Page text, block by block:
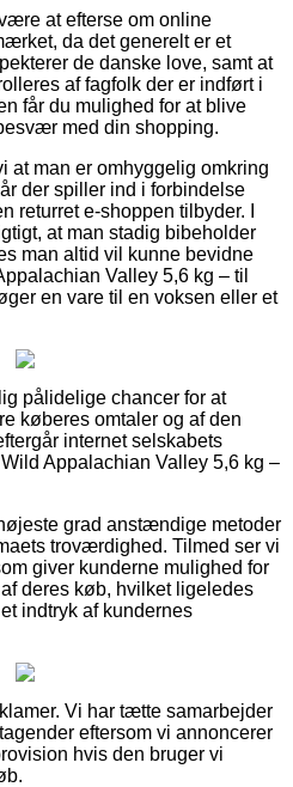
at efterse om online
da det generelt er et
de danske love, samt at
af fagfolk der er indført i
får du mulighed for at blive
med din shopping.
at man er omhyggelig omkring
der spiller ind i forbindelse
returret e-shoppen tilbyder. I
at man stadig bibeholder
man altid vil kunne bevidne
Valley 5,6 kg – til
en vare til en voksen eller et
pålidelige chancer for at
køberes omtaler og af den
internet selskabets
Appalachian Valley 5,6 kg –
grad anstændige metoder
troværdighed. Tilmed ser vi
giver kunderne mulighed for
deres køb, hvilket ligeledes
indtryk af kundernes
Vi har tætte samarbejder
eftersom vi annoncerer
hvis den bruger vi